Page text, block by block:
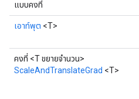
แบบคงที่
เอาท์พุต <T>
คงที่ <T ขยายจำนวน>
ScaleAndTranslateGrad <T>